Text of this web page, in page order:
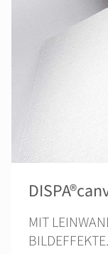
MIT
BILDEFFEKTE.